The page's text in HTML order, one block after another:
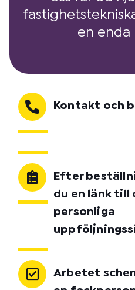
en enda
Kontakt och
Efter
du en länk till
personliga
Arbetet